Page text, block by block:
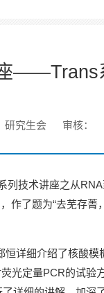
研究生会 审核：
技术讲座之从
了题为“去芜存
详细介绍了核酸
光定量PCR的试验